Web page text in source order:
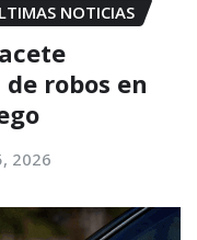
NOTICIAS
robos en
2026